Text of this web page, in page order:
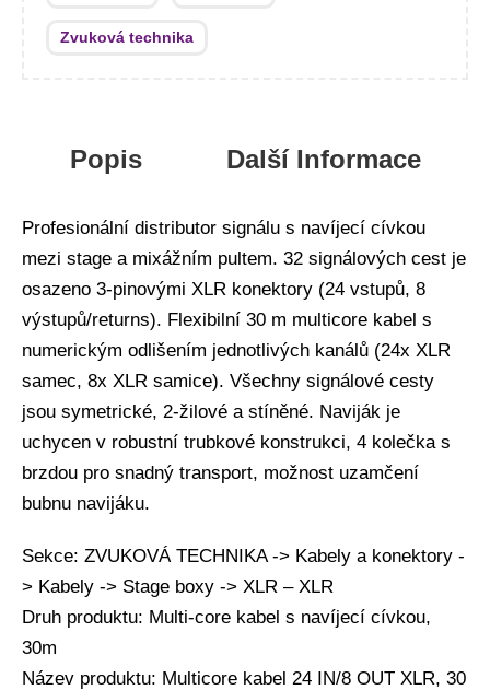
Zvuková technika
Popis Další Informace
Profesionální distributor signálu s navíjecí cívkou
mezi stage a mixážním pultem. 32 signálových cest je
osazeno 3-pinovými XLR konektory (24 vstupů, 8
výstupů/returns). Flexibilní 30 m multicore kabel s
numerickým odlišením jednotlivých kanálů (24x XLR
samec, 8x XLR samice). Všechny signálové cesty
jsou symetrické, 2-žilové a stíněné. Naviják je
uchycen v robustní trubkové konstrukci, 4 kolečka s
brzdou pro snadný transport, možnost uzamčení
bubnu navijáku.
Sekce: ZVUKOVÁ TECHNIKA -> Kabely a konektory -
> Kabely -> Stage boxy -> XLR – XLR
Druh produktu: Multi-core kabel s navíjecí cívkou,
30m
Název produktu: Multicore kabel 24 IN/8 OUT XLR, 30